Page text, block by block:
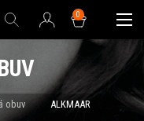
0
obuv
ALKMAAR